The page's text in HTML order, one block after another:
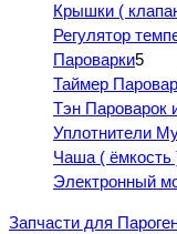
Крышки (
Регулятор
Пароварки5
Таймер
Тэн Пароварок
Уплотнители
Чаша ( ёмкость
Электронный
Запчасти для